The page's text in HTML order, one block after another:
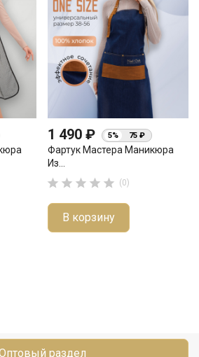
1 490 ₽ 5% 75 ₽
Фартук Мастера Маникюра
Из...
     (0)
В корзину
раздел